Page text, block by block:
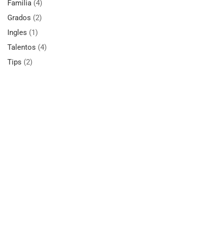
Familia (4)
Grados (2)
Ingles (1)
Talentos (4)
Tips (2)